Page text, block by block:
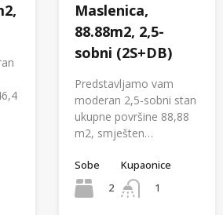
Maslenica,
88.88m2, 2,5-
sobni (2S+DB)
Predstavljamo vam
moderan 2,5-sobni stan
ukupne površine 88,88
m2, smješten…
Sobe
2
Kupaonice
1